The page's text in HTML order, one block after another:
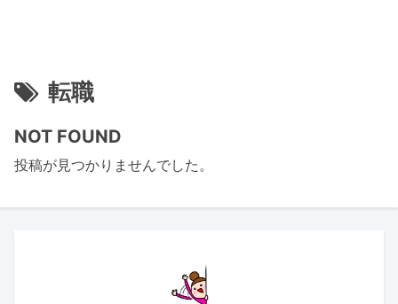
転職
NOT FOUND
投稿が見つかりませんでした。